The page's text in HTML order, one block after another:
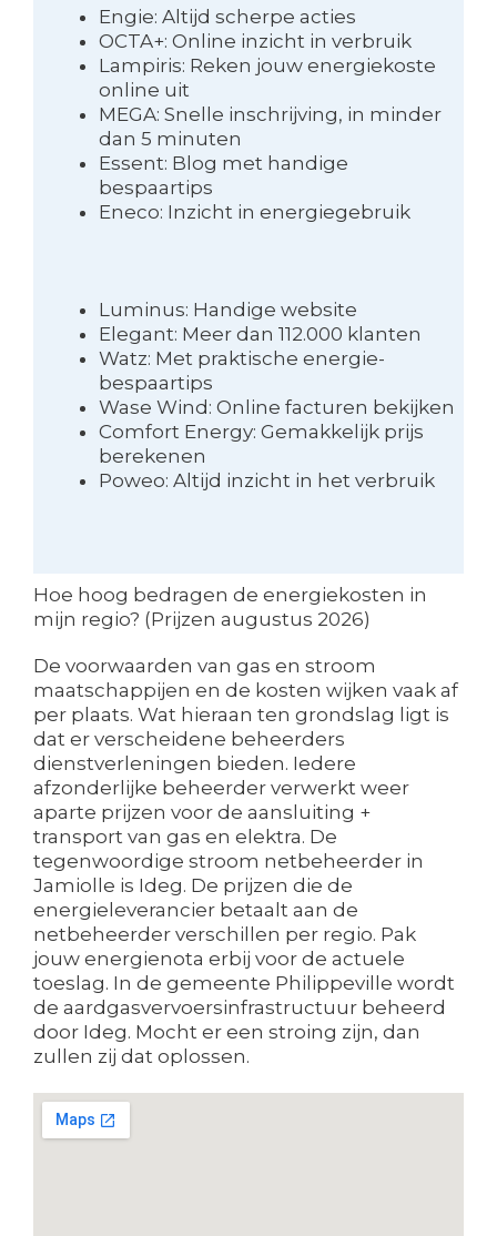
Engie: Altijd scherpe acties
OCTA+: Online inzicht in verbruik
Lampiris: Reken jouw energiekoste
online uit
MEGA: Snelle inschrijving, in minder
dan 5 minuten
Essent: Blog met handige
bespaartips
Eneco: Inzicht in energiegebruik
Luminus: Handige website
Elegant: Meer dan 112.000 klanten
Watz: Met praktische energie-
bespaartips
Wase Wind: Online facturen bekijken
Comfort Energy: Gemakkelijk prijs
berekenen
Poweo: Altijd inzicht in het verbruik
Hoe hoog bedragen de energiekosten in
mijn regio? (Prijzen augustus 2026)
De voorwaarden van gas en stroom
maatschappijen en de kosten wijken vaak af
per plaats. Wat hieraan ten grondslag ligt is
dat er verscheidene beheerders
dienstverleningen bieden. Iedere
afzonderlijke beheerder verwerkt weer
aparte prijzen voor de aansluiting +
transport van gas en elektra. De
tegenwoordige stroom netbeheerder in
Jamiolle is Ideg. De prijzen die de
energieleverancier betaalt aan de
netbeheerder verschillen per regio. Pak
jouw energienota erbij voor de actuele
toeslag. In de gemeente Philippeville wordt
de aardgasvervoersinfrastructuur beheerd
door Ideg. Mocht er een stroing zijn, dan
zullen zij dat oplossen.